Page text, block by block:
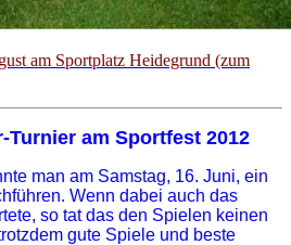
am Sportplatz Heidegrund (zum
Turnier am Sportfest 2012
man am Samstag, 16. Juni, ein
Wenn dabei auch das
so tat das den Spielen keinen
gute Spiele und beste